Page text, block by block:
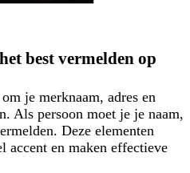
best vermelden op
je merknaam, adres en
Als persoon moet je je naam,
Deze elementen
accent en maken effectieve